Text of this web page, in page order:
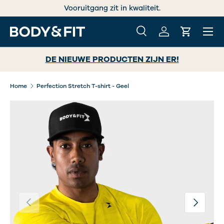
GA NAAR INHOUD
Vooruitgang zit in kwaliteit.
Zoeken
ZoekenInloggen
Menu
DE NIEUWE PRODUCTEN ZIJN ER!
Home Perfection Stretch T-shirt - Geel
Vorige Volgende